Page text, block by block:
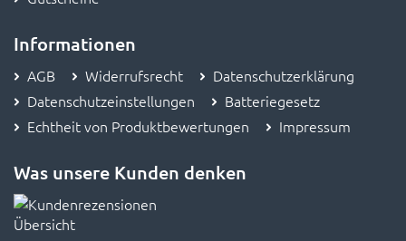
AGB Widerrufsrecht
Datenschutzeinstellungen
Batteriegesetz
Echtheit von Produktbewertungen
Impressum